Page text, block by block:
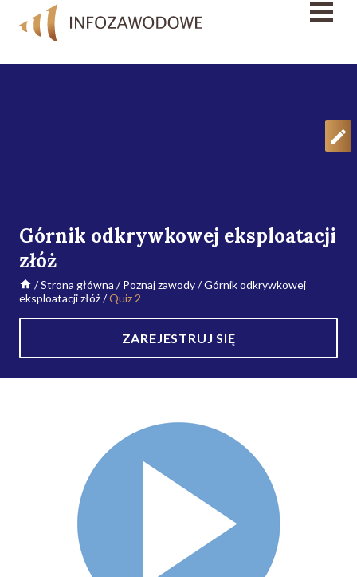
Górnik odkrywkowej eksploatacji
złóż
/Strona główna /Poznaj zawody/Górnik odkrywkowej
eksploatacji złóż/Quiz 2
ZAREJESTRUJ SIĘ